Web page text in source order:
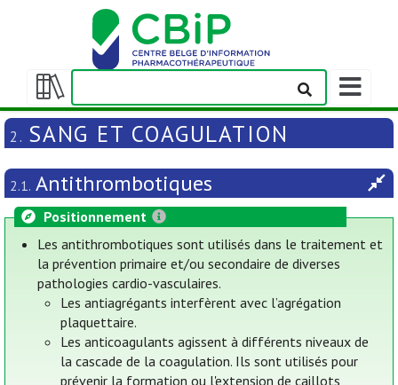
Afficher/masquer
la
table
matières
Afficher/
la
barre
navigation
2. SANG ET COAGULATION
2.1. Antithrombotiques
Positionnement
Les antithrombotiques sont utilisés dans le traitement et
la prévention primaire et/ou secondaire de diverses
pathologies cardio-vasculaires.
Les antiagrégants interfèrent avec l’agrégation
plaquettaire.
Les anticoagulants agissent à différents niveaux de
la cascade de la coagulation. Ils sont utilisés pour
prévenir la formation ou l'extension de caillots